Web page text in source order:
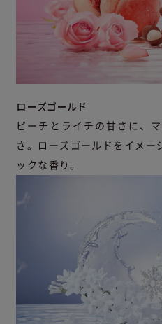
ローズゴールド
ピーチとライチの甘さに、
さ。ローズゴールドをイメー
ックな香り。